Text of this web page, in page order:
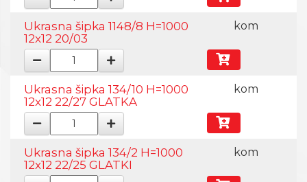
Ukrasna šipka 1148/8 H=1000
12x12 20/03
kom
Ukrasna šipka 134/10 H=1000
12x12 22/27 GLATKA
kom
Ukrasna šipka 134/2 H=1000
12x12 22/25 GLATKI
kom